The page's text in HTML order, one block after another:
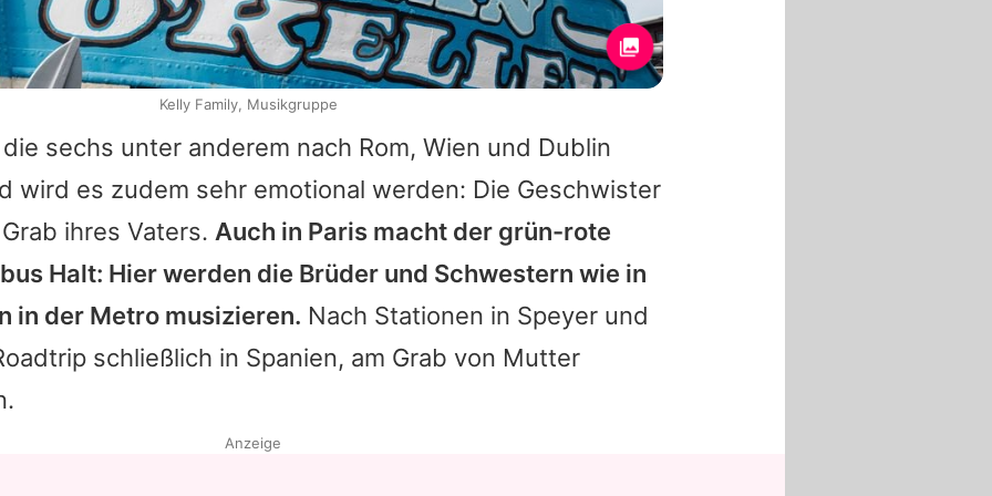
sechs unter anderem nach Rom, Wien und Dublin
wird es zudem sehr emotional werden: Die Geschwister
ihres Vaters. Auch in Paris macht der grün-rote
Halt: Hier werden die Brüder und Schwestern wie in
in der Metro musizieren. Nach Stationen in Speyer und
schließlich in Spanien, am Grab von Mutter
Kelly Family, Musikgruppe
Anzeige